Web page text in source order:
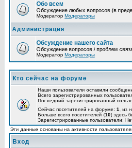
Обо всем
Обсуждение любых вопросов (в
Модератор Модераторы
Администрация
Обсуждение нашего сайта
Обсуждение вопросов / проблем
Модератор Модераторы
Кто сейчас на форуме
Наши пользователи оставили
Всего зарегистрированных
Последний зарегистрированный
Сейчас посетителей на форуме: 1 , из
Больше всего посетителей (10) здесь
Зарегистрированные пользователи:
Эти данные основаны на активности
Вход